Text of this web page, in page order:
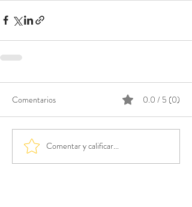
Comentarios 0.0 / 5 (0)
Comentar y calificar...